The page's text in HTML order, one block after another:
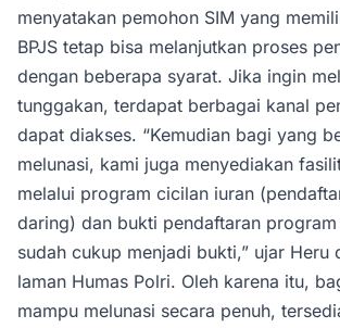
menyatakan pemohon SIM yang
BPJS tetap bisa melanjutkan proses
dengan beberapa syarat. Jika ingin
tunggakan, terdapat berbagai kanal
dapat diakses. “Kemudian bagi yang
melunasi, kami juga menyediakan
melalui program cicilan iuran
daring) dan bukti pendaftaran
sudah cukup menjadi bukti,” ujar Heru
laman Humas Polri. Oleh karena itu,
mampu melunasi secara penuh,